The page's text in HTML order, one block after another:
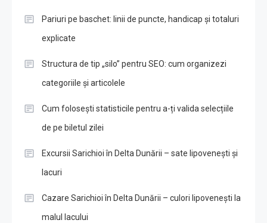
Pariuri pe baschet: linii de puncte, handicap și totaluri
explicate
Structura de tip „silo” pentru SEO: cum organizezi
categoriile și articolele
Cum folosești statisticile pentru a-ți valida selecțiile
de pe biletul zilei
Excursii Sarichioi în Delta Dunării – sate lipovenești și
lacuri
Cazare Sarichioi în Delta Dunării – culori lipovenești la
malul lacului